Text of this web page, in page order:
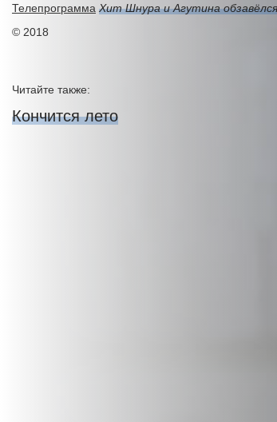
Телепрограмма Хит Шнура и Агутина
© 2018
Читайте также:
Кончится лето